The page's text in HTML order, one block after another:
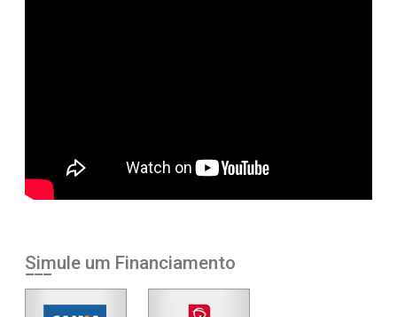
Simule um Financiamento